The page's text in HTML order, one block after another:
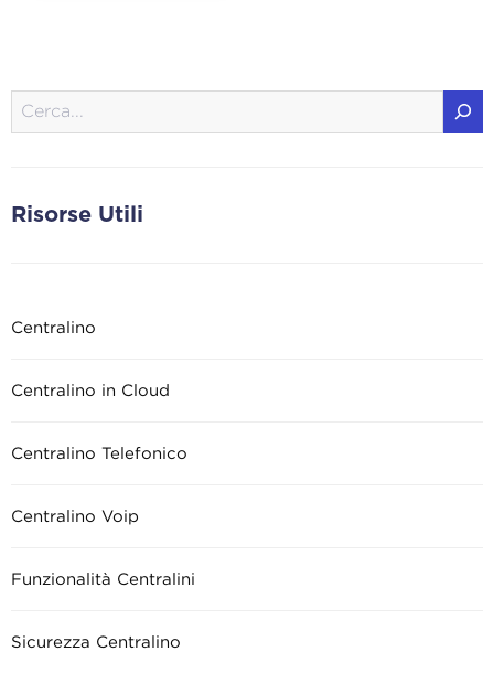
Cerca
Risorse Utili
Centralino
Centralino in Cloud
Centralino Telefonico
Centralino Voip
Funzionalità Centralini
Sicurezza Centralino